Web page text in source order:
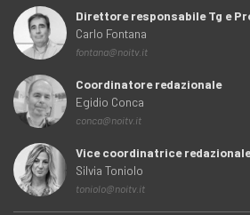
Direttore responsabile Tg e
Carlo Fontana
fontana@noitv.it
Coordinatore redazionale
Egidio Conca
conca@noitv.it
Vice coordinatrice redazionale
Silvia Toniolo
toniolo@noitv.it